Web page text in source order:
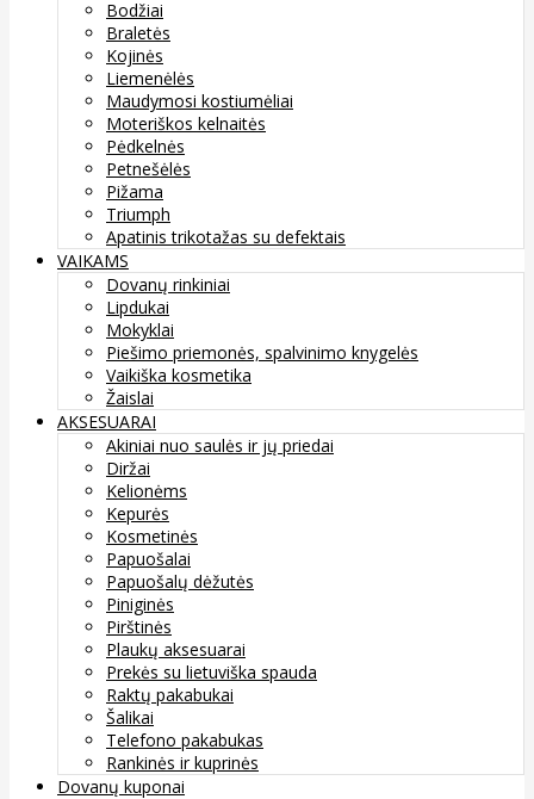
Bodžiai
Braletės
Kojinės
Liemenėlės
Maudymosi kostiumėliai
Moteriškos kelnaitės
Pėdkelnės
Petnešėlės
Pižama
Triumph
Apatinis trikotažas su defektais
VAIKAMS
Dovanų rinkiniai
Lipdukai
Mokyklai
Piešimo priemonės, spalvinimo knygelės
Vaikiška kosmetika
Žaislai
AKSESUARAI
Akiniai nuo saulės ir jų priedai
Diržai
Kelionėms
Kepurės
Kosmetinės
Papuošalai
Papuošalų dėžutės
Piniginės
Pirštinės
Plaukų aksesuarai
Prekės su lietuviška spauda
Raktų pakabukai
Šalikai
Telefono pakabukas
Rankinės ir kuprinės
Dovanų kuponai